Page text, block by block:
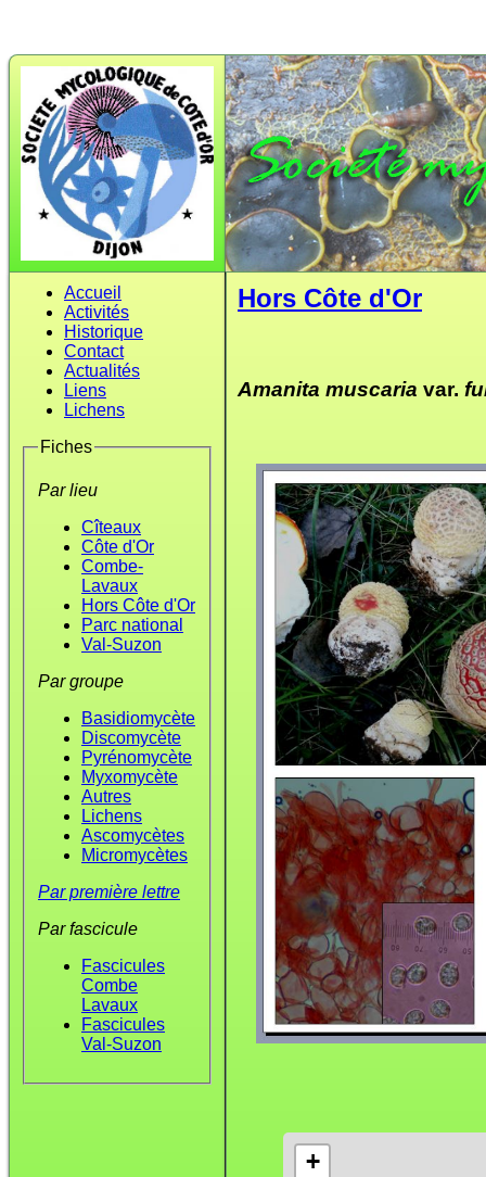
Accueil
Activités
Historique
Contact
Actualités
Liens
Lichens
Fiches
Par lieu
Cîteaux
Côte d'Or
Combe-
Lavaux
Hors Côte d'Or
Parc national
Val-Suzon
Par groupe
Basidiomycète
Discomycète
Pyrénomycète
Myxomycète
Autres
Lichens
Ascomycètes
Micromycètes
Par première lettre
Par fascicule
Fascicules
Combe
Lavaux
Fascicules
Val-Suzon
Hors Côte d'Or
Amanita muscaria var.
+